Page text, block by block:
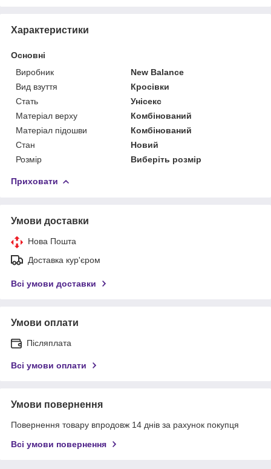
Характеристики
Основні
Виробник
New Balance
Вид взуття
Кросівки
Стать
Унісекс
Матеріал верху
Комбінований
Матеріал підошви
Комбінований
Стан
Новий
Розмір
Виберіть розмір
Приховати
Умови доставки
Нова Пошта
Доставка кур'єром
Всі умови доставки
Умови оплати
Післяплата
Всі умови оплати
Умови повернення
Повернення товару впродовж 14 днів за рахунок покупця
Всі умови повернення